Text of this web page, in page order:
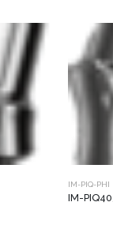
IM-PIQ-PHI
IM-